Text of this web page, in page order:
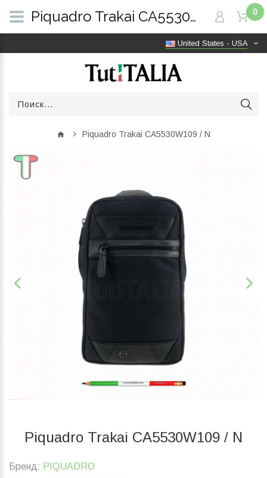
United States - USA
0
Piquadro Trakai CA5530W109 / N
Piquadro Trakai CA5530W109 / N
Бренд: PIQUADRO
Piquadro Trakai CA5530W109 / N | TutITALIA